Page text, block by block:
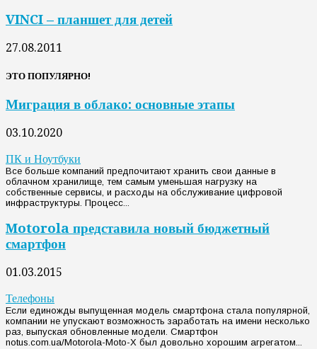
VINCI – планшет для детей
27.08.2011
ЭТО ПОПУЛЯРНО!
Миграция в облако: основные этапы
03.10.2020
ПК и Ноутбуки
Все больше компаний предпочитают хранить свои данные в
облачном хранилище, тем самым уменьшая нагрузку на
собственные сервисы, и расходы на обслуживание цифровой
инфраструктуры. Процесс...
Motorola представила новый бюджетный
смартфон
01.03.2015
Телефоны
Если единожды выпущенная модель смартфона стала популярной,
компании не упускают возможность заработать на имени несколько
раз, выпуская обновленные модели. Смартфон
notus.com.ua/Motorola-Moto-X был довольно хорошим агрегатом...